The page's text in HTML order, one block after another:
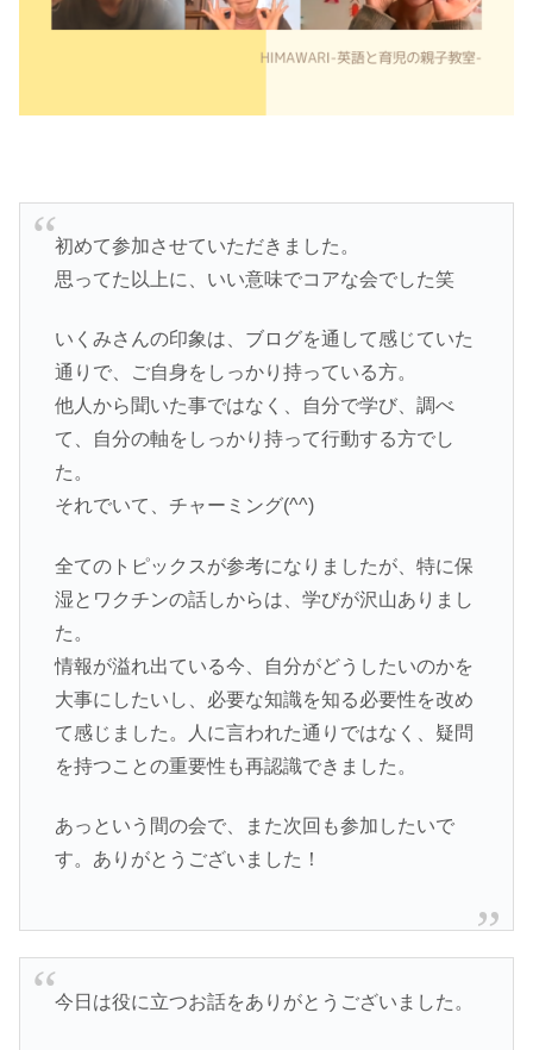
初めて参加させていただきました。
思ってた以上に、いい意味でコアな会でした笑
いくみさんの印象は、ブログを通して感じていた
通りで、ご自身をしっかり持っている方。
他人から聞いた事ではなく、自分で学び、調べ
て、自分の軸をしっかり持って行動する方でし
た。
それでいて、チャーミング(^^)
全てのトピックスが参考になりましたが、特に保
湿とワクチンの話しからは、学びが沢山ありまし
た。
情報が溢れ出ている今、自分がどうしたいのかを
大事にしたいし、必要な知識を知る必要性を改め
て感じました。人に言われた通りではなく、疑問
を持つことの重要性も再認識できました。
あっという間の会で、また次回も参加したいで
す。ありがとうございました！
今日は役に立つお話をありがとうございました。